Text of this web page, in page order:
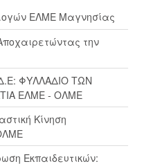
ΕΛΜΕ Μαγνησίας
την
ΦΥΛΛΑΔΙΟ ΤΩΝ
ΕΛΜΕ - ΟΛΜΕ
Κίνηση
Εκπαιδευτικών: